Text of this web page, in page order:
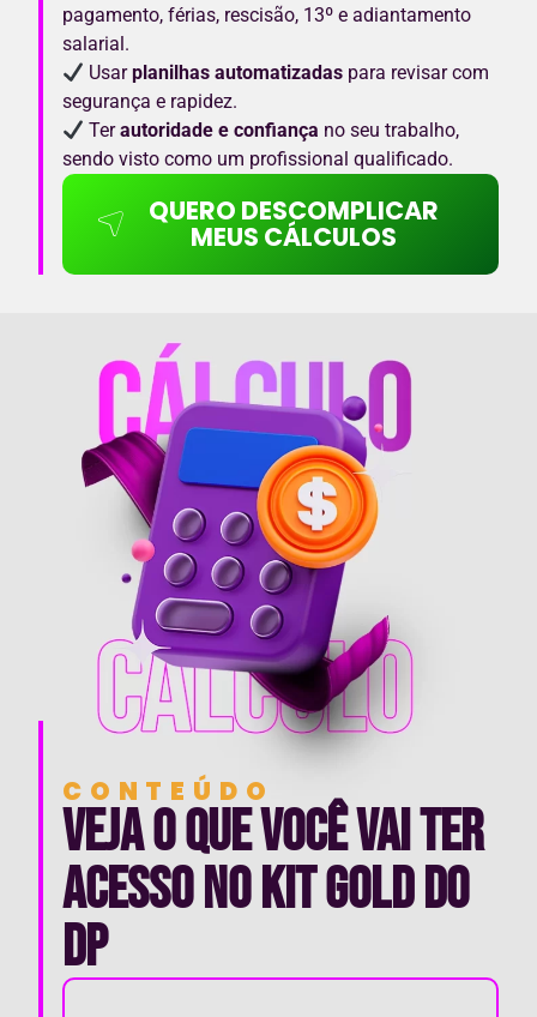
pagamento, férias, rescisão, 13º e adiantamento
salarial.
Usarplanilhas automatizadas para revisar com
segurança e rapidez.
Terautoridade e confiança no seu trabalho,
sendo visto como um profissional qualificado.
QUERO DESCOMPLICAR
MEUS CÁLCULOS
CONTEÚDO
VEJA O QUE VOCÊ VAI TER
ACESSO no kit gold do
dp